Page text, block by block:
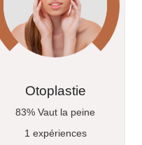
Otoplastie
83% Vaut la peine
1 expériences